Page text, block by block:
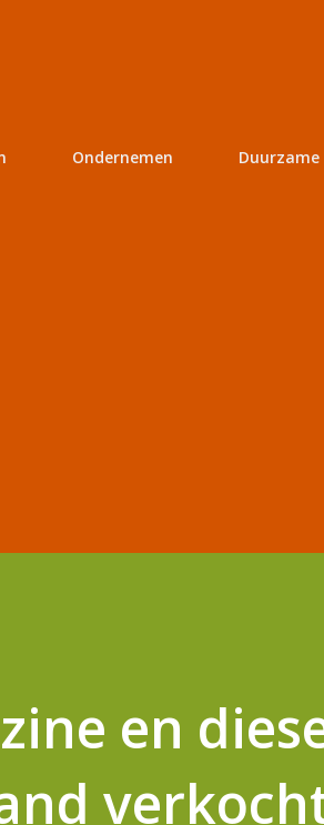
Ondernemen Duurzame
en